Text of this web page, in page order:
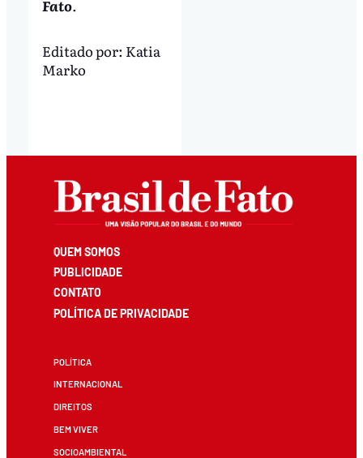
Fato.
Editado por: Katia
Marko
QUEM SOMOS
PUBLICIDADE
CONTATO
POLÍTICA DE PRIVACIDADE
POLÍTICA
INTERNACIONAL
DIREITOS
BEM VIVER
SOCIOAMBIENTAL